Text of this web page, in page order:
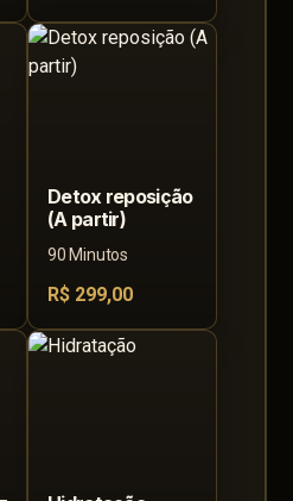
Detox reposição
(A partir)
90 Minutos
R$ 299,00